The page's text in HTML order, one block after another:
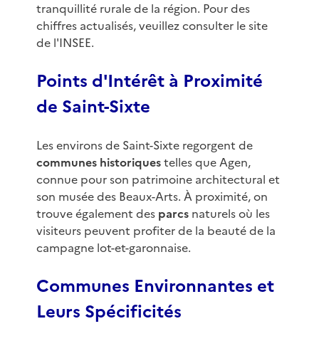
tranquillité rurale de la région. Pour des
chiffres actualisés, veuillez consulter le site
de l'INSEE.
Points d'Intérêt à Proximité
de Saint-Sixte
Les environs de Saint-Sixte regorgent de
communes historiquestelles que Agen,
connue pour son patrimoine architectural et
son musée des Beaux-Arts. À proximité, on
trouve également des parcsnaturels où les
visiteurs peuvent profiter de la beauté de la
campagne lot-et-garonnaise.
Communes Environnantes et
Leurs Spécificités